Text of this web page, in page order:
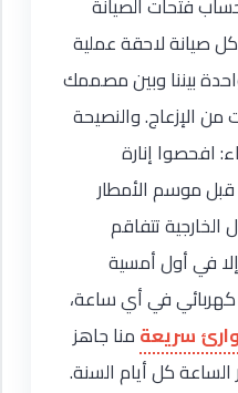
صيانة لاحقة عملية
بيننا وبين مصممك
من الإزعاج. والنصيحة
افحصوا إنارة
موسم الأمطار
الخارجية تتفاقم
في أول أمسية
كهربائي في أي ساعة،
سريعة منا جاهز
كل أيام السنة.